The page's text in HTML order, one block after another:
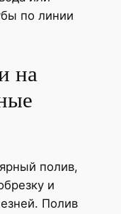
по линии
на
полив,
и
Полив